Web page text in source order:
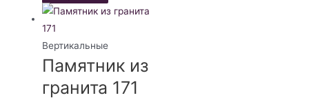
Вертикальные
Памятник из
гранита 171